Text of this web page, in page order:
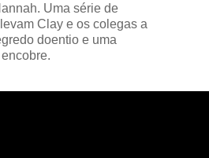
Uma série de
Clay e os colegas a
doentio e uma